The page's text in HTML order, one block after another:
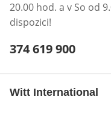
20.00 hod. a v So od
dispozici!
Telefonní číslo:
374 619 900
Witt International